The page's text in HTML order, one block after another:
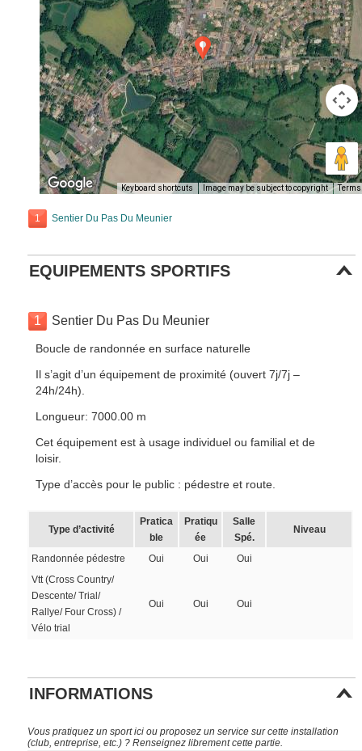
Keyboard shortcuts Image may be subject to copyright Terms
1 Sentier Du Pas Du Meunier
EQUIPEMENTS SPORTIFS
1 Sentier Du Pas Du Meunier
Boucle de randonnée en surface naturelle
Il s’agit d’un équipement de proximité (ouvert 7j/7j –
24h/24h).
Longueur: 7000.00 m
Cet équipement est à usage individuel ou familial et de
loisir.
Type d’accès pour le public : pédestre et route.
Type d’activité
Pratica
ble
Pratiqu
ée
Salle
Spé.
Niveau
Randonnée pédestre Oui Oui
Oui
Vtt (Cross Country/
Descente/ Trial/
Rallye/ Four Cross) /
Vélo trial
Oui Oui Oui
INFORMATIONS
Vous pratiquez un sport ici ou proposez un service sur cette installation
(club, entreprise, etc.) ? Renseignez librement cette partie.